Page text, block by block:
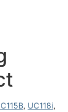
, UC118i,